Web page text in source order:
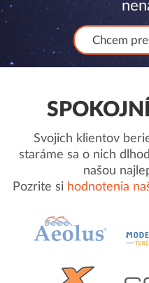
Chcem
Svojich klientov
staráme sa o nich
našou
Pozrite si hodnotenia